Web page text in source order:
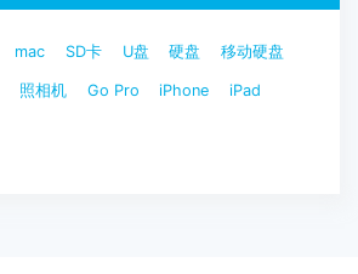
mac SD卡 U盘 硬盘 移动硬盘
照相机 Go Pro iPhone iPad